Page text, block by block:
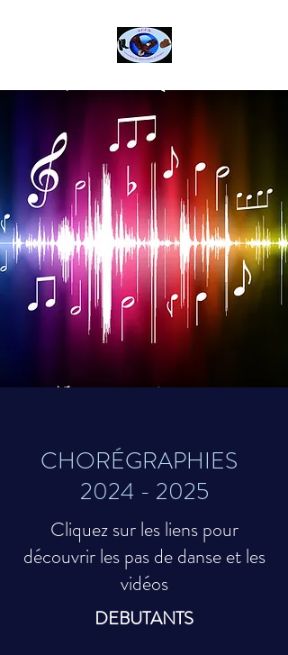
CHORÉGRAPHIES
2024 - 2025
Cliquez sur les liens pour
découvrir les pas de danseet les
vidéos
DEBUTANTS